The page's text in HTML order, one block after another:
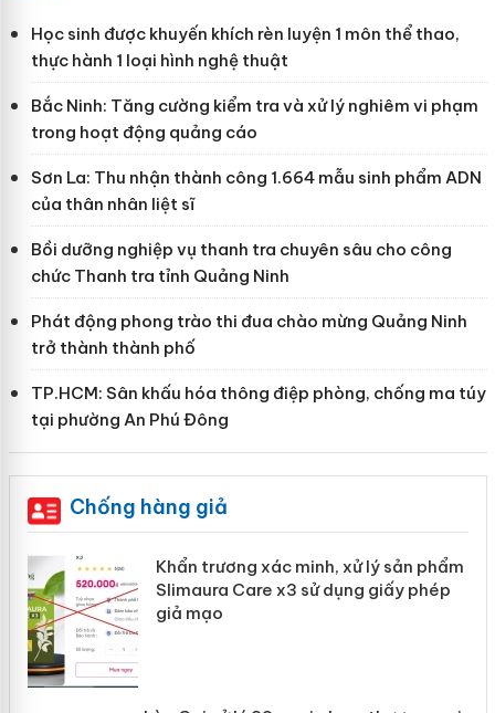
Học sinh được khuyến khích rèn luyện 1 môn thể thao,
thực hành 1 loại hình nghệ thuật
Bắc Ninh: Tăng cường kiểm tra và xử lý nghiêm vi phạm
trong hoạt động quảng cáo
Sơn La: Thu nhận thành công 1.664 mẫu sinh phẩm ADN
của thân nhân liệt sĩ
Bồi dưỡng nghiệp vụ thanh tra chuyên sâu cho công
chức Thanh tra tỉnh Quảng Ninh
Phát động phong trào thi đua chào mừng Quảng Ninh
trở thành thành phố
TP.HCM: Sân khấu hóa thông điệp phòng, chống ma túy
tại phường An Phú Đông
Chống hàng giả
Khẩn trương xác minh, xử lý sản phẩm
Slimaura Care x3 sử dụng giấy phép
giả mạo